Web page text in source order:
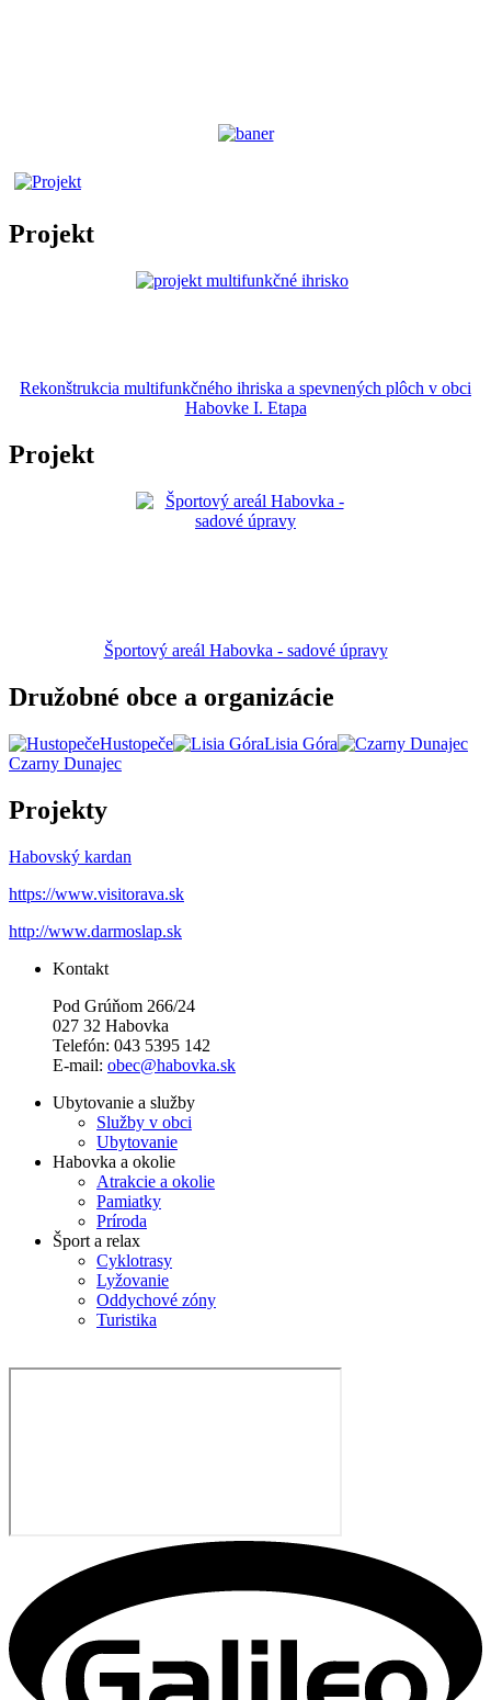
Projekt
Rekonštrukcia multifunkčného ihriska a spevnených plôch v obci
Habovke I. Etapa
Projekt
Športový areál Habovka - sadové úpravy
Družobné obce a organizácie
Hustopeče
Lisia Góra
Czarny Dunajec
Projekty
Habovský kardan
https://www.visitorava.sk
http://www.darmoslap.sk
Kontakt
Pod Grúňom 266/24
027 32 Habovka
Telefón: 043 5395 142
E-mail: obec@habovka.sk
Ubytovanie a služby
Služby v obci
Ubytovanie
Habovka a okolie
Atrakcie a okolie
Pamiatky
Príroda
Šport a relax
Cyklotrasy
Lyžovanie
Oddychové zóny
Turistika